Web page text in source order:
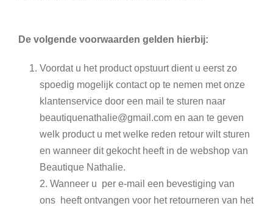
De volgende voorwaarden gelden hierbij:
Voordat u het product opstuurt dient u eerst zo
spoedig mogelijk contact op te nemen met onze
klantenservice door een mail te sturen naar
beautiquenathalie@gmail.com en aan te geven
welk product u met welke reden retour wilt sturen
en wanneer dit gekocht heeft in de webshop van
Beautique Nathalie.
2. Wanneer u per e-mail een bevestiging van
ons heeft ontvangen voor het retourneren van het